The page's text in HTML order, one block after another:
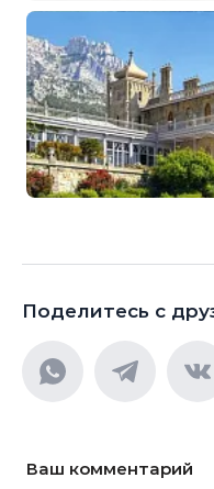
Поделитесь с
Ваш комментарий